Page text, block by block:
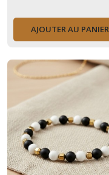
AJOUTER AU PANIER